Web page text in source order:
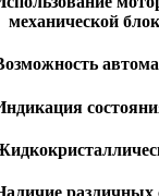
механической